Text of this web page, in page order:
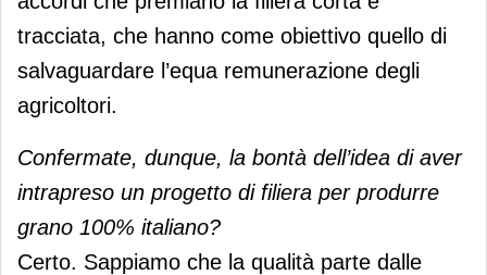
tracciata, che hanno come obiettivo quello di
salvaguardare l’equa remunerazione degli
agricoltori.
Confermate, dunque, la bontà dell’idea di aver
intrapreso un progetto di filiera per produrre
grano 100% italiano?
Certo. Sappiamo che la qualità parte dalle